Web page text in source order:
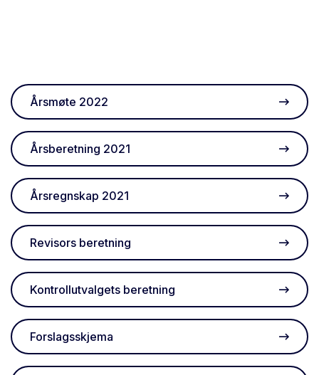
Årsmøte 2022
Årsberetning 2021
Årsregnskap 2021
Revisors beretning
Kontrollutvalgets beretning
Forslagsskjema